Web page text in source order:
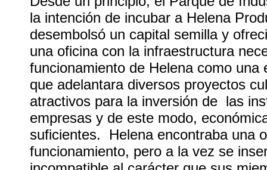
la intención de incubar a Helena
desembolsó un capital semilla y
una oficina con la infraestructura
funcionamiento de Helena como una
que adelantara diversos proyectos
atractivos para la inversión de las
empresas y de este modo,
suficientes. Helena encontraba una
funcionamiento, pero a la vez se